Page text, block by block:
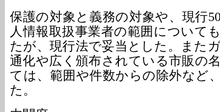
保護の対象と義務の対象や、現行
人情報取扱事業者の範囲について
たが、現行法で妥当とした。また
通化や広く頒布されている市販の
ては、範囲や件数からの除外など
た。